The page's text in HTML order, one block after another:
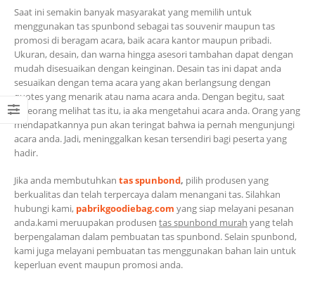
Saat ini semakin banyak masyarakat yang memilih untuk
menggunakan tas spunbond sebagai tas souvenir maupun tas
promosi di beragam acara, baik acara kantor maupun pribadi.
Ukuran, desain, dan warna hingga asesori tambahan dapat dengan
mudah disesuaikan dengan keinginan. Desain tas ini dapat anda
sesuaikan dengan tema acara yang akan berlangsung dengan
quotes yang menarik atau nama acara anda. Dengan begitu, saat
seseorang melihat tas itu, ia aka mengetahui acara anda. Orang yang
mendapatkannya pun akan teringat bahwa ia pernah mengunjungi
acara anda. Jadi, meninggalkan kesan tersendiri bagi peserta yang
hadir.
Jika anda membutuhkan tas spunbond, pilih produsen yang
berkualitas dan telah terpercaya dalam menangani tas. Silahkan
hubungi kami, pabrikgoodiebag.com yang siap melayani pesanan
anda.kami meruupakan produsen tas spunbond murah yang telah
berpengalaman dalam pembuatan tas spunbond. Selain spunbond,
kami juga melayani pembuatan tas menggunakan bahan lain untuk
keperluan event maupun promosi anda.